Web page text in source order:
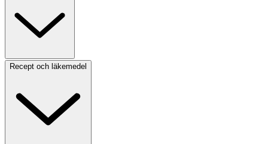
Recept och läkemedel